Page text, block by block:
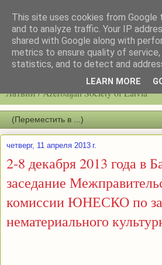
Latvijas azerbaidžāņu biedrību /
Латвии / Azerbaijan Society of Latvia
четверг, 11 апреля 2013 г.
2-8 декабря 2013 года в
заседание
комиссии ЮНЕСКО по
нематериального
This site uses cookies from
and to analyze traffic. Your IP
shared with Google along with
metrics to ensure quality of service,
statistics, and to detect and
LEARN MORE